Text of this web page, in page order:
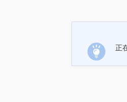
正